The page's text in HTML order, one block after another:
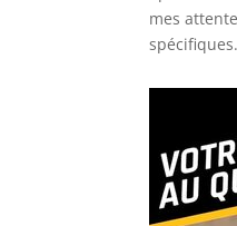
mes
spécifiques.